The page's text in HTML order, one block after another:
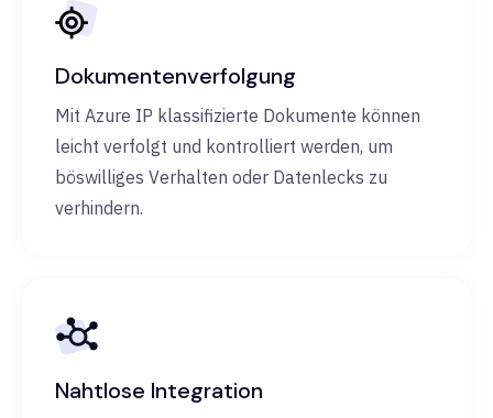
Dokumentenverfolgung
Mit Azure IP klassifizierte Dokumente können
leicht verfolgt und kontrolliert werden, um
böswilliges Verhalten oder Datenlecks zu
verhindern.
Nahtlose Integration